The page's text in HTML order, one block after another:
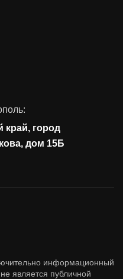
край, город
дом 15Б
информационный
является публичной